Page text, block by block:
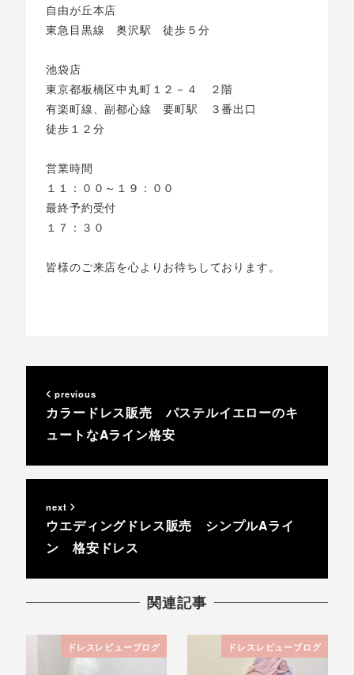
自由が丘本店
東急目黒線 奥沢駅 徒歩５分
池袋店
東京都板橋区中丸町１２－４ ２階
有楽町線、副都心線 要町駅 ３番出口
徒歩１２分
営業時間
１１：００～１９：００
最終予約受付
１７：３０
皆様のご来店を心よりお待ちしております。
previous
カラードレス販売 パステルイエローのキ
ュートなAライン格安
next
ウエディングドレス販売 シンプルAライ
ン 格安ドレス
関連記事
ドレスレビューブログ ドレスレビューブログ